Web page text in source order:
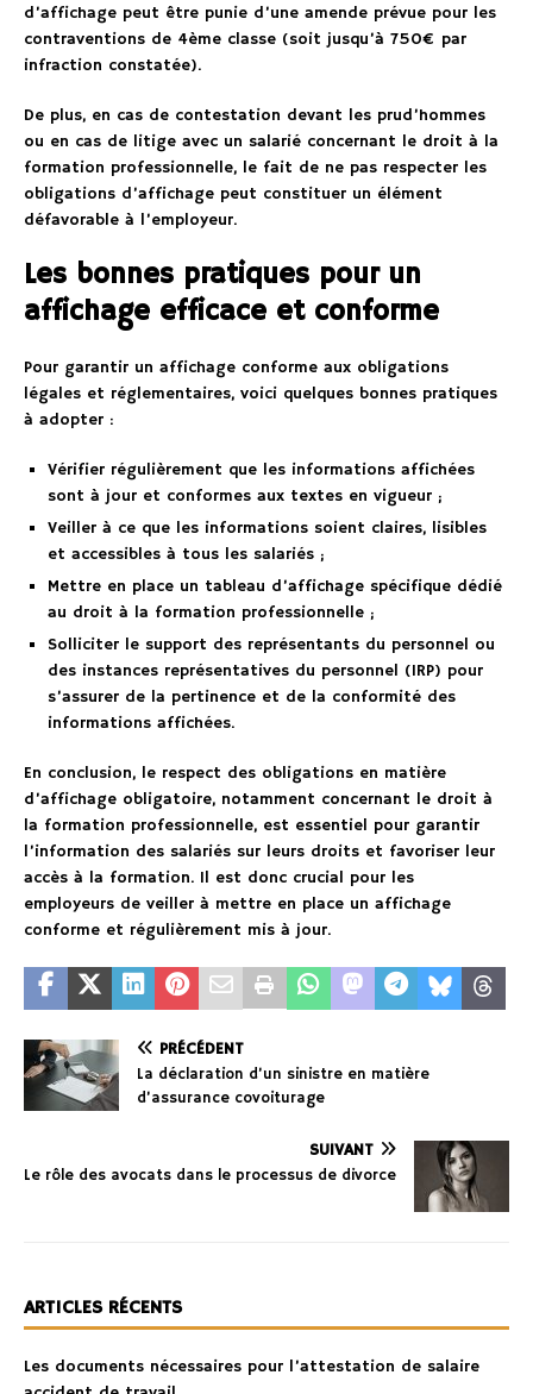
d’affichage peut être punie d’une amende prévue pour les
contraventions de 4ème classe (soit jusqu’à 750€ par
infraction constatée).
De plus, en cas de contestation devant les prud’hommes
ou en cas de litige avec un salarié concernant le droit à la
formation professionnelle, le fait de ne pas respecter les
obligations d’affichage peut constituer un élément
défavorable à l’employeur.
Les bonnes pratiques pour un
affichage efficace et conforme
Pour garantir un affichage conforme aux obligations
légales et réglementaires, voici quelques bonnes pratiques
à adopter :
Vérifier régulièrement que les informations affichées
sont à jour et conformes aux textes en vigueur ;
Veiller à ce que les informations soient claires, lisibles
et accessibles à tous les salariés ;
Mettre en place un tableau d’affichage spécifique dédié
au droit à la formation professionnelle ;
Solliciter le support des représentants du personnel ou
des instances représentatives du personnel (IRP) pour
s’assurer de la pertinence et de la conformité des
informations affichées.
En conclusion, le respect des obligations en matière
d’affichage obligatoire, notamment concernant le droit à
la formation professionnelle, est essentiel pour garantir
l’information des salariés sur leurs droits et favoriser leur
accès à la formation. Il est donc crucial pour les
employeurs de veiller à mettre en place un affichage
conforme et régulièrement mis à jour.
PRÉCÉDENT
La déclaration d’un sinistre en matière
d’assurance covoiturage
SUIVANT
Le rôle des avocats dans le processus de divorce
ARTICLES RÉCENTS
Les documents nécessaires pour l’attestation de salaire